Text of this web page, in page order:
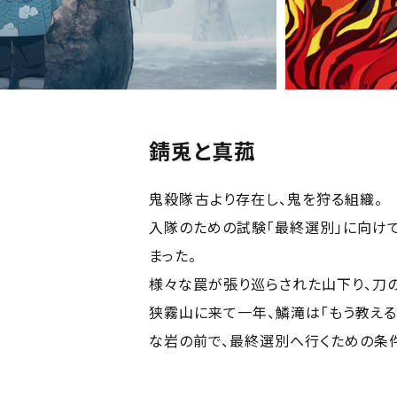
錆兎と真菰
鬼殺隊――古より存在し、鬼を狩る組織。
入隊のための試験「最終選別」に向
まった。
様々な罠が張り巡らされた山下り、
狭霧山に来て一年、鱗滝は「もう教え
な岩の前で、最終選別へ行くための